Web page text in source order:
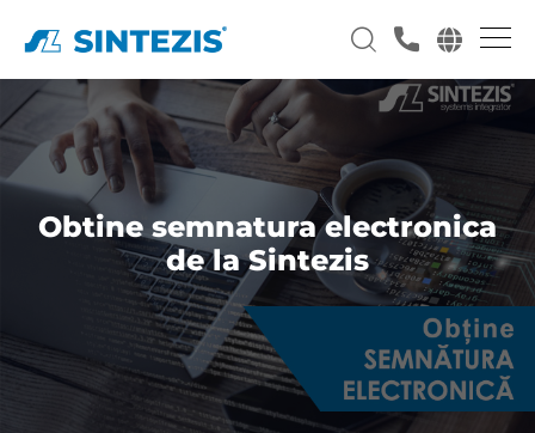
Obtine semnatura electronica
de la Sintezis